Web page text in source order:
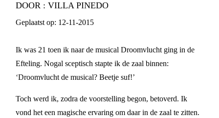
DOOR : VILLA PINEDO
Geplaatst op: 12-11-2015
Ik was 21 toen ik naar de musical Droomvlucht ging in de
Efteling. Nogal sceptisch stapte ik de zaal binnen:
‘Droomvlucht de musical? Beetje suf!’
Toch werd ik, zodra de voorstelling begon, betoverd. Ik
vond het een magische ervaring om daar in de zaal te zitten.